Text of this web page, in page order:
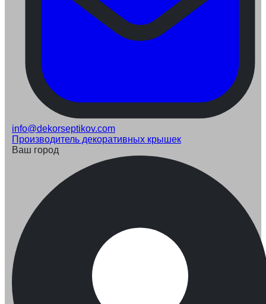
info@dekorseptikov.com
Производитель декоративных крышек
Ваш город